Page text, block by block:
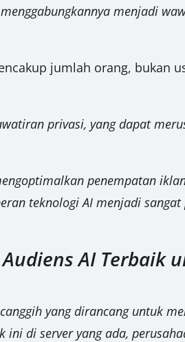
menjadi
jumlah orang, bukan
privasi, yang dapat
penempatan
teknologi AI menjadi
AI Terbaik
yang dirancang untuk
di server yang ada,